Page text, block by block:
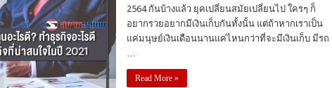
2564 กันบ้างแล้ว ยุคเปลี่ยนสมัยเปลี่ยนไป ใครๆ ก็
อยากรวยอยากมีเงินเก็บกันทั้งนั้น แต่ถ้าหากเราเป็น
แค่มนุษย์เงินเดือนนานแค่ไหนกว่าที่จะมีเงินเก็บ มีรถ
…
Read More »